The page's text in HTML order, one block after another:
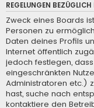
REGELUNGEN
Zweck eines Boards
Personen zu
Daten deines Profils
Internet öffentlich
jedoch festlegen,
eingeschränkten
Administratoren etc.)
hast, suche nach
kontaktiere den